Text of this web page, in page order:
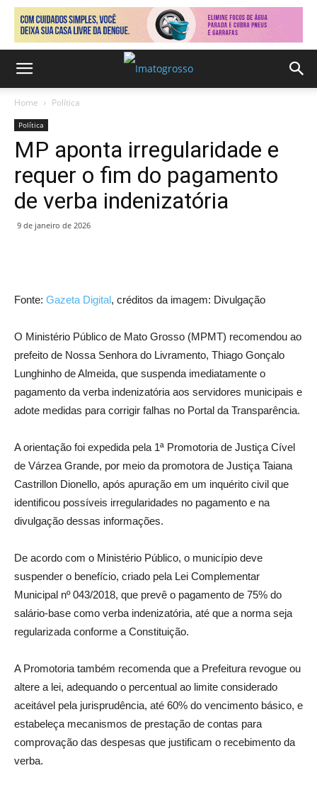
Home Política
Política
MP aponta irregularidade e
requer o fim do pagamento
de verba indenizatória
9 de janeiro de 2026
Fonte: Gazeta Digital, créditos da imagem: Divulgação
O Ministério Público de Mato Grosso (MPMT) recomendou ao
prefeito de Nossa Senhora do Livramento, Thiago Gonçalo
Lunghinho de Almeida, que suspenda imediatamente o
pagamento da verba indenizatória aos servidores municipais e
adote medidas para corrigir falhas no Portal da Transparência.
A orientação foi expedida pela 1ª Promotoria de Justiça Cível
de Várzea Grande, por meio da promotora de Justiça Taiana
Castrillon Dionello, após apuração em um inquérito civil que
identificou possíveis irregularidades no pagamento e na
divulgação dessas informações.
De acordo com o Ministério Público, o município deve
suspender o benefício, criado pela Lei Complementar
Municipal nº 043/2018, que prevê o pagamento de 75% do
salário-base como verba indenizatória, até que a norma seja
regularizada conforme a Constituição.
A Promotoria também recomenda que a Prefeitura revogue ou
altere a lei, adequando o percentual ao limite considerado
aceitável pela jurisprudência, até 60% do vencimento básico, e
estabeleça mecanismos de prestação de contas para
comprovação das despesas que justificam o recebimento da
verba.